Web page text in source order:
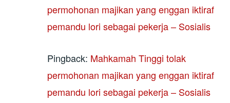
permohonan majikan yang enggan iktiraf
pemandu lori sebagai pekerja – Sosialis
Pingback: Mahkamah Tinggi tolak
permohonan majikan yang enggan iktiraf
pemandu lori sebagai pekerja – Sosialis